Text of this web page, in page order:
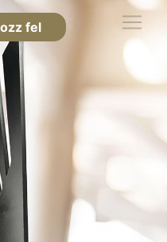
fel